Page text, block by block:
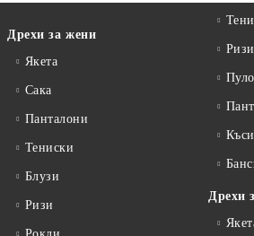
Дрехи за жени
Якета
Сакa
Панталони
Тениски
Блузи
Ризи
Ризи
Дрехи